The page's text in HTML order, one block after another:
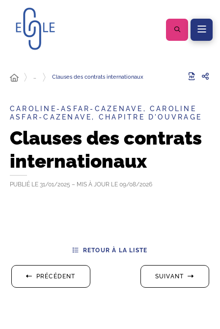
… Clauses des contrats internationaux
CAROLINE-ASFAR-CAZENAVE, CAROLINE
ASFAR-CAZENAVE, CHAPITRE D'OUVRAGE
Clauses des contrats
internationaux
PUBLIÉ LE 31/01/2025 – MIS À JOUR LE 09/08/2026
PRÉCÉDENT
RETOUR À LA LISTE
SUIVANT